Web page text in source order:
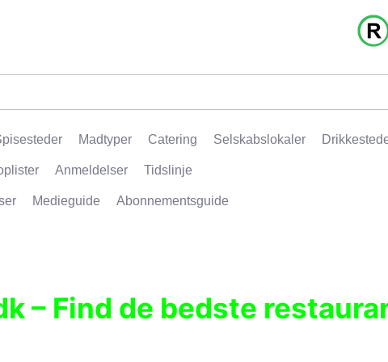
Madtyper Catering Selskabslokaler
Anmeldelser Tidslinje
Medieguide Abonnementsguide
– Find de bedste